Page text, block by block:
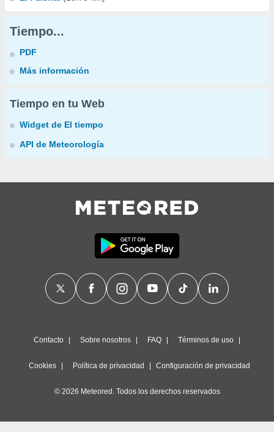
Tiempo...
PDF
Más información
Tiempo en tu Web
Widget de El tiempo
API de Meteorología
Contacto Sobre nosotros FAQ Términos de uso
Cookies Política de privacidad Configuración de privacidad
© 2026 Meteored. Todos los derechos reservados